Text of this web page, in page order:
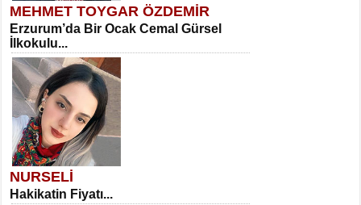
MEHMET TOYGAR ÖZDEMİR
Erzurum’da Bir Ocak Cemal Gürsel
İlkokulu...
NURSELİ
Hakikatin Fiyatı...